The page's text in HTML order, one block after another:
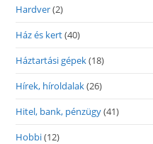
Hardver(2)
Ház és kert(40)
Háztartási gépek(18)
Hírek, híroldalak(26)
Hitel, bank, pénzügy(41)
Hobbi(12)